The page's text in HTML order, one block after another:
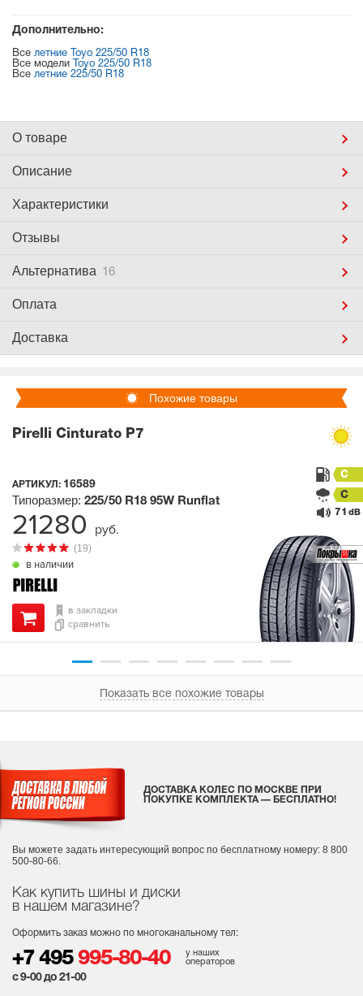
Дополнительно:
Все летние Toyo 225/50 R18
Все модели
Toyo 225/50 R18
Все летние 225/50 R18
О товаре
Описание
Характеристики
Отзывы
Альтернатива 16
Оплата
Доставка
Похожие товары
Pirelli Cinturato P7
АРТИКУЛ: 16589
в наличии
(19)
Типоразмер: 225/50 R18 95W Runflat
C
C
71 dB
в закладки
сравнить
21280 руб.
Показать все похожие товары
Как купить шины и диски
в нашем магазине?
Оформить заказ можно по многоканальному тел:
+7 495 995-80-40
у наших
операторов
с 9-00 до 21-00
ДОСТАВКА КОЛЕС ПО МОСКВЕ ПРИ
ПОКУПКЕ КОМПЛЕКТА — БЕСПЛАТНО!
Вы можете задать интересующий вопрос по бесплатному номеру: 8 800
500-80-66.